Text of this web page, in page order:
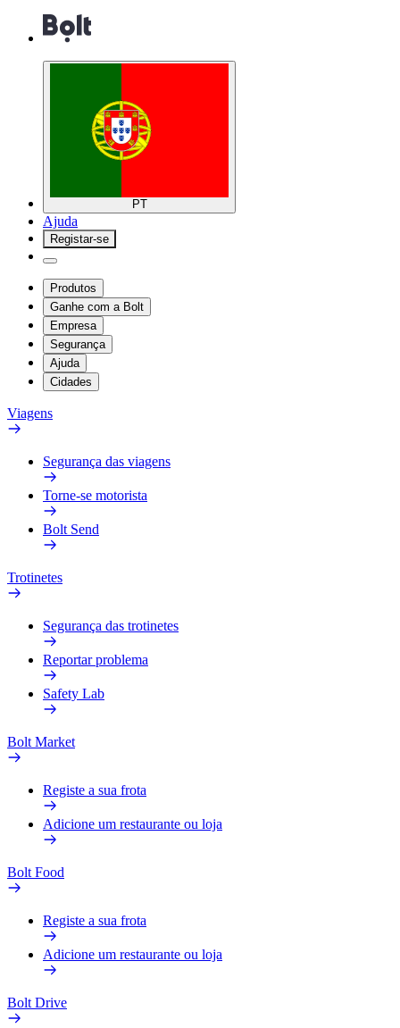
PT
Ajuda
Registar-se
Produtos
Ganhe com a Bolt
Empresa
Segurança
Ajuda
Cidades
Viagens
Segurança das viagens
Torne-se motorista
Bolt Send
Trotinetes
Segurança das trotinetes
Reportar problema
Safety Lab
Bolt Market
Registe a sua frota
Adicione um restaurante ou loja
Bolt Food
Registe a sua frota
Adicione um restaurante ou loja
Bolt Drive